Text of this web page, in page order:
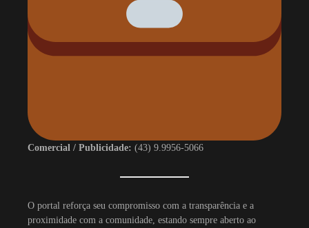
Comercial / Publicidade: (43) 9.9956-5066
O portal reforça seu compromisso com a transparência e a
proximidade com a comunidade, estando sempre aberto ao